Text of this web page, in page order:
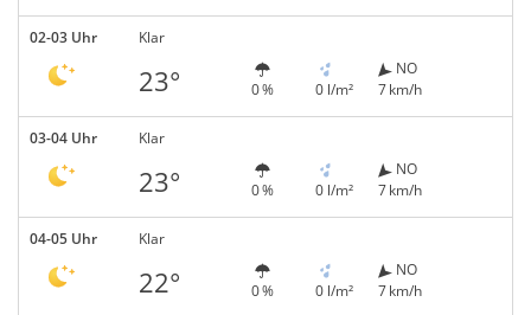
02-03 Uhr Klar
23° 0 % 0 l/m²
NO
7 km/h
03-04 Uhr Klar
23° 0 % 0 l/m²
NO
7 km/h
04-05 Uhr Klar
22° 0 % 0 l/m²
NO
7 km/h